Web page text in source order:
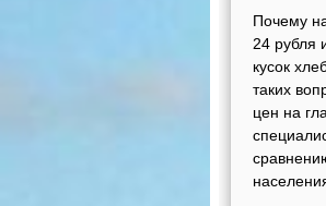
Почему
24 рубля
кусок
таких
цен на